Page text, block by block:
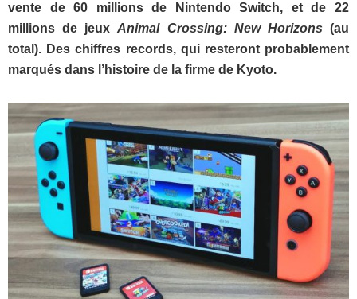
vente de 60 millions de Nintendo Switch, et de 22
millions de jeuxAnimal Crossing: New Horizons (au
total). Des chiffres records, qui resteront probablement
marqués dans l’histoire de la firme de Kyoto.